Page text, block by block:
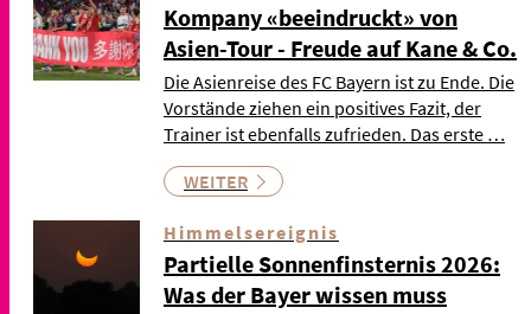
Kompany «beeindruckt» von
Asien-Tour - Freude auf Kane & Co.
Die Asienreise des FC Bayern ist zu Ende. Die
Vorstände ziehen ein positives Fazit, der
Trainer ist ebenfalls zufrieden. Das erste …
WEITER
Himmelsereignis
Partielle Sonnenfinsternis 2026:
Was der Bayer wissen muss